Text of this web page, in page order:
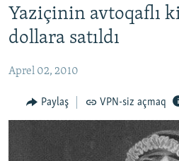
Əsas
naviqasiyaya
qayıt
Axtarışa
keç
KORRUPSIOMETR
FƏRQƏ BAX
QANUNI DOĞRU
MULTIMEDIA
Yaziçinin avtoqaflı
dollara satıldı
Aprel 02, 2010
Paylaş VPN-siz açmaq